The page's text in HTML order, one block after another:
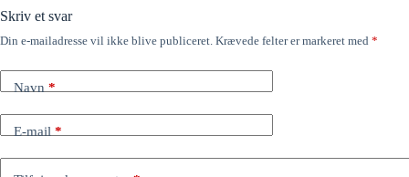
Skriv et svar
Din e-mailadresse vil ikke blive publiceret. Krævede felter er markeret med *
Navn*
E-mail*